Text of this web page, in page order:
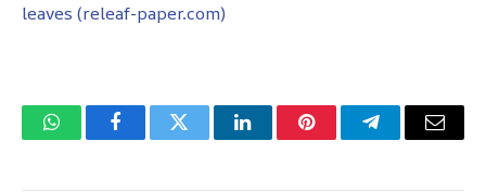
leaves (releaf-paper.com)
WhatsAppFacebookTwitter LinkedInPinterestTelegram